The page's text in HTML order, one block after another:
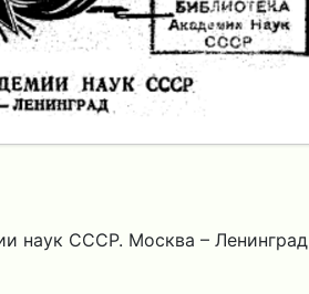
наук СССР. Москва – Ленинград